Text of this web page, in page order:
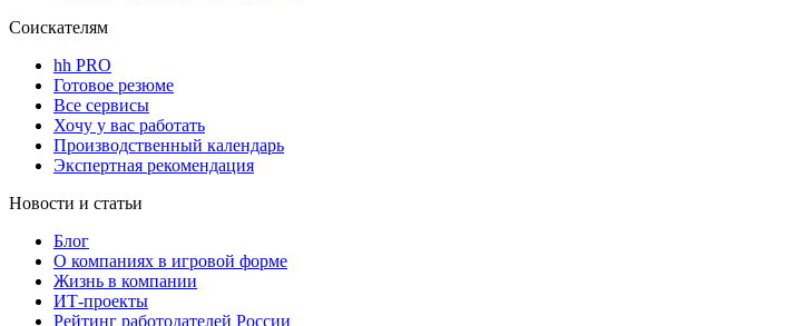
Соискателям
hh PRO
Готовое резюме
Все сервисы
Хочу у вас работать
Производственный календарь
Экспертная рекомендация
Новости и статьи
Блог
О компаниях в игровой форме
Жизнь в компании
ИТ-проекты
Рейтинг работодателей России